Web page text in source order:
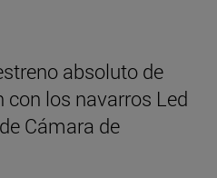
absoluto de
con los navarros Led
Cámara de